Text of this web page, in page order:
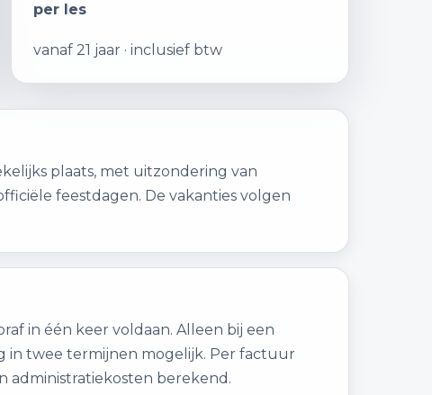
per les
vanaf 21 jaar · inclusief btw
plaats, met uitzondering van
feestdagen. De vakanties volgen
in één keer voldaan. Alleen bij een
in twee termijnen mogelijk. Per factuur
administratiekosten berekend.